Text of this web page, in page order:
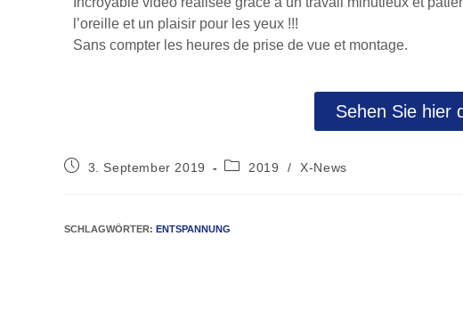
l’oreille et un plaisir pour les yeux !!!
Sans compter les heures de prise de vue et montage.
Sehen Sie hier
3. September 2019 2019 / X-News
SCHLAGWÖRTER: ENTSPANNUNG